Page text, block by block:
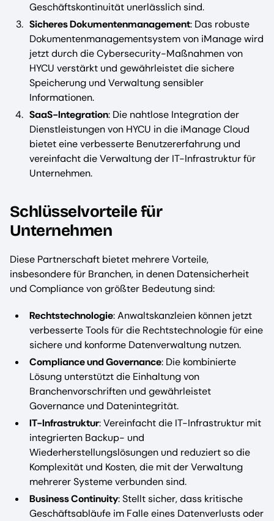
Geschäftskontinuität unerlässlich sind.
Sicheres Dokumentenmanagement: Das robuste
Dokumentenmanagementsystem von iManage wird
jetzt durch die Cybersecurity-Maßnahmen von
HYCU verstärkt und gewährleistet die sichere
Speicherung und Verwaltung sensibler
Informationen.
SaaS-Integration: Die nahtlose Integration der
Dienstleistungen von HYCU in die iManage Cloud
bietet eine verbesserte Benutzererfahrung und
vereinfacht die Verwaltung der IT-Infrastruktur für
Unternehmen.
Schlüsselvorteile für
Unternehmen
Diese Partnerschaft bietet mehrere Vorteile,
insbesondere für Branchen, in denen Datensicherheit
und Compliance von größter Bedeutung sind:
Rechtstechnologie: Anwaltskanzleien können jetzt
verbesserte Tools für die Rechtstechnologie für eine
sichere und konforme Datenverwaltung nutzen.
Compliance und Governance: Die kombinierte
Lösung unterstützt die Einhaltung von
Branchenvorschriften und gewährleistet
Governance und Datenintegrität.
IT-Infrastruktur: Vereinfacht die IT-Infrastruktur mit
integrierten Backup- und
Wiederherstellungslösungen und reduziert so die
Komplexität und Kosten, die mit der Verwaltung
mehrerer Systeme verbunden sind.
Business Continuity: Stellt sicher, dass kritische
Geschäftsabläufe im Falle eines Datenverlusts oder